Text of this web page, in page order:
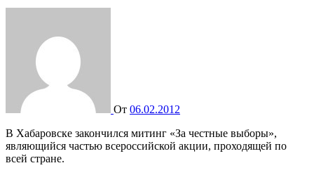
От 06.02.2012
В Хабаровске закончился митинг «За честные выборы»,
являющийся частью всероссийской акции, проходящей по
всей стране.